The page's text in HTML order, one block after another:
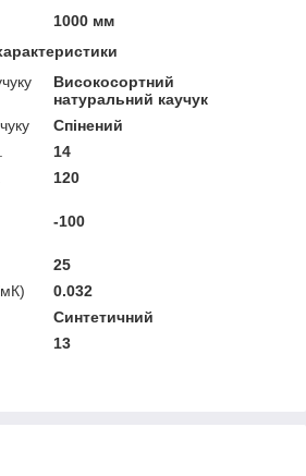
1000 мм
Високосортний
натуральний каучук
Спінений
14
120
-100
25
мК)
0.032
Синтетичний
13